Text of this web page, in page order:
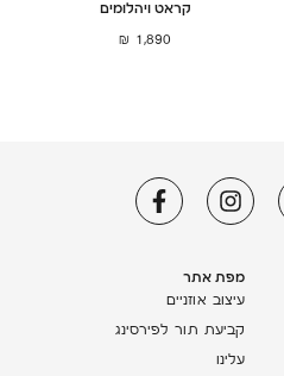
קראט ויהלומים
1,890
₪
מפת אתר
עיצוב אוזניים
קביעת תור לפירסינג
עלינו